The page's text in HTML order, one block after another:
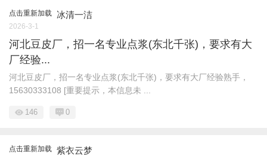
点击重新加载 冰清一洁
2026-3-1
河北豆皮厂，招一名专业点浆(东北千张)，要求有大
厂经验...
河北豆皮厂，招一名专业点浆(东北千张)，要求有大厂经验熟手，
15630333108 [重要提示，本信息未 ...
146 0
点击重新加载 紫衣云梦